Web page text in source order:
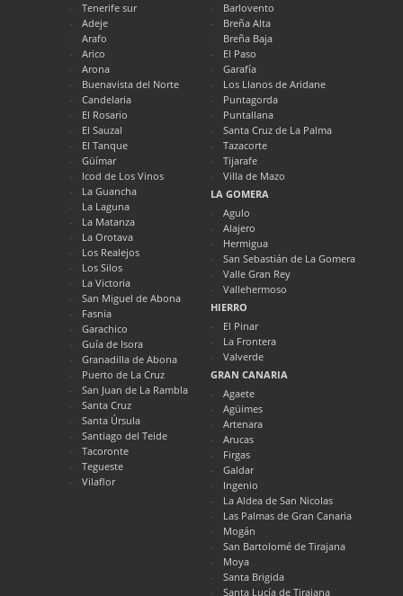
Tenerife sur
Adeje
Arafo
Arico
Arona
Buenavista del Norte
Candelaria
El Rosario
El Sauzal
El Tanque
Güímar
Icod de Los Vinos
La Guancha
La Laguna
La Matanza
La Orotava
Los Realejos
Los Silos
La Victoria
San Miguel de Abona
Fasnia
Garachico
Guía de Isora
Granadilla de Abona
Puerto de La Cruz
San Juan de La Rambla
Santa Cruz
Santa Úrsula
Santiago del Teide
Tacoronte
Tegueste
Vilaflor
Barlovento
Breña Alta
Breña Baja
El Paso
Garafía
Los Llanos de Aridane
Puntagorda
Puntallana
Santa Cruz de La Palma
Tazacorte
Tijarafe
Villa de Mazo
LA GOMERA
Agulo
Alajero
Hermigua
San Sebastián de La Gomera
Valle Gran Rey
Vallehermoso
HIERRO
El Pinar
La Frontera
Valverde
GRAN CANARIA
Agaete
Agüimes
Artenara
Arucas
Firgas
Galdar
Ingenio
La Aldea de San Nicolas
Las Palmas de Gran Canaria
Mogán
San Bartolomé de Tirajana
Moya
Santa Brigida
Santa Lucía de Tirajana